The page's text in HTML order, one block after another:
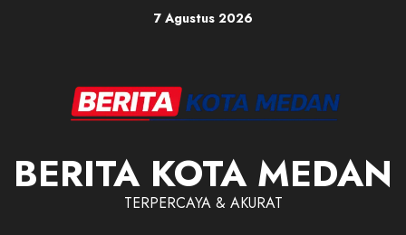
7 Agustus 2026
BERITA KOTA MEDAN
TERPERCAYA & AKURAT